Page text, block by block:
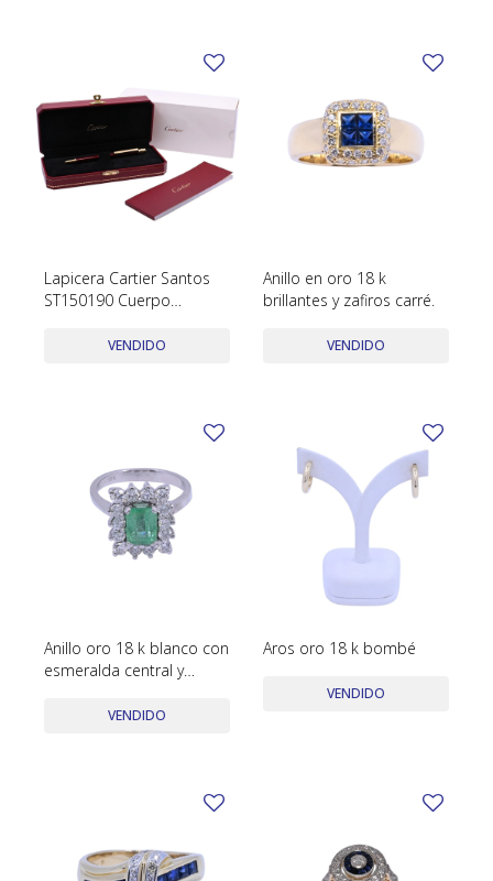
Lapicera Cartier Santos
ST150190 Cuerpo
estuche y papeles.
VENDIDO
Anillo en oro 18 k
brillantes y zafiros carré.
VENDIDO
Anillo oro 18 k blanco con
esmeralda central y
VENDIDO
Aros oro 18 k bombé
VENDIDO